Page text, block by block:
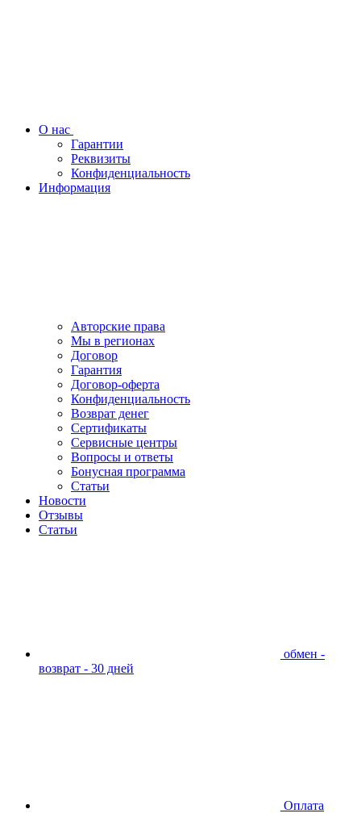
О нас
Гарантии
Реквизиты
Конфиденциальность
Информация
Авторские права
Мы в регионах
Договор
Гарантия
Договор-оферта
Конфиденциальность
Возврат денег
Сертификаты
Сервисные центры
Вопросы и ответы
Бонусная программа
Статьи
Новости
Отзывы
Статьи
обмен -
возврат - 30 дней
Оплата